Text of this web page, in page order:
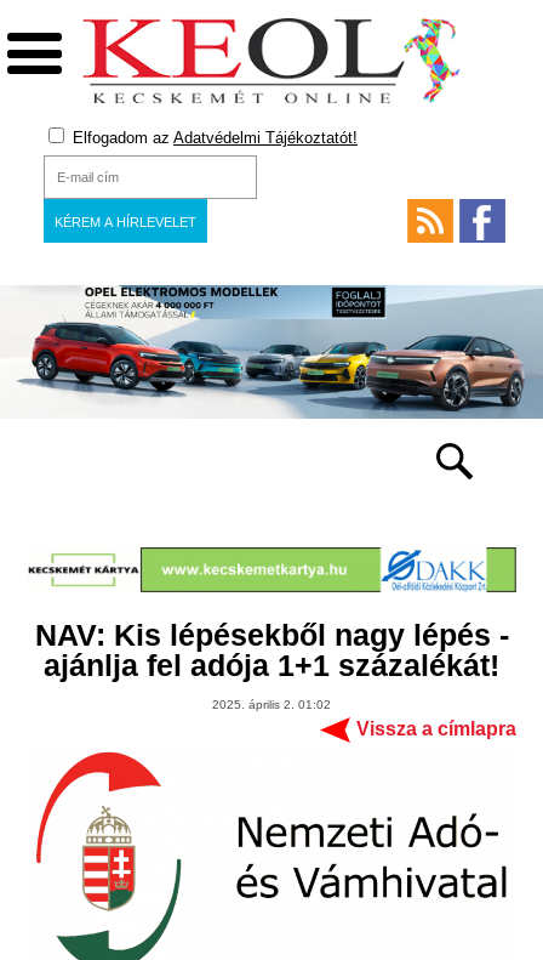
Elfogadom az Adatvédelmi Tájékoztatót!
NAV: Kis lépésekből nagy lépés -
ajánlja fel adója 1+1 százalékát!
2025. április 2. 01:02
Vissza a címlapra